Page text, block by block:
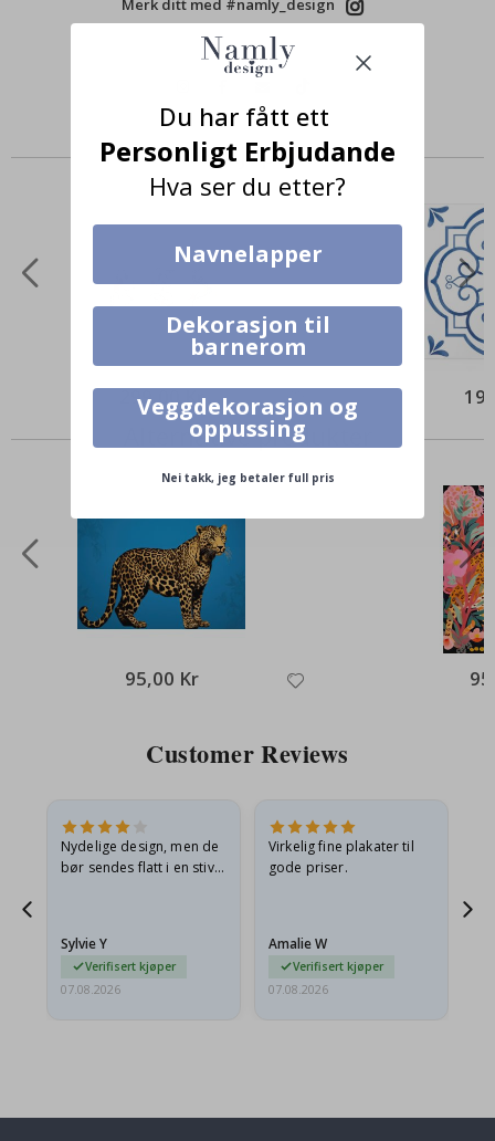
Merk ditt med #namly_design
Produkter kjøpt sammen
299,00 Kr
Alternative produkter
95,00 Kr
Customer Reviews
Nydelige design, men de
bør sendes flatt i en stiv
Sylvie Y
Verifisert kjøper
07.08.2026
Virkelig fine plakater til
gode priser.
Amalie W
Verifisert kjøper
07.08.2026
Du har fått ett
Personligt Erbjudande
Hva ser du etter?
Navnelapper
Dekorasjon til
barnerom
Veggdekorasjon og
oppussing
Nei takk, jeg betaler full pris